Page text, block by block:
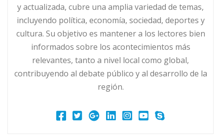
y actualizada, cubre una amplia variedad de temas,
incluyendo política, economía, sociedad, deportes y
cultura. Su objetivo es mantener a los lectores bien
informados sobre los acontecimientos más
relevantes, tanto a nivel local como global,
contribuyendo al debate público y al desarrollo de la
región.